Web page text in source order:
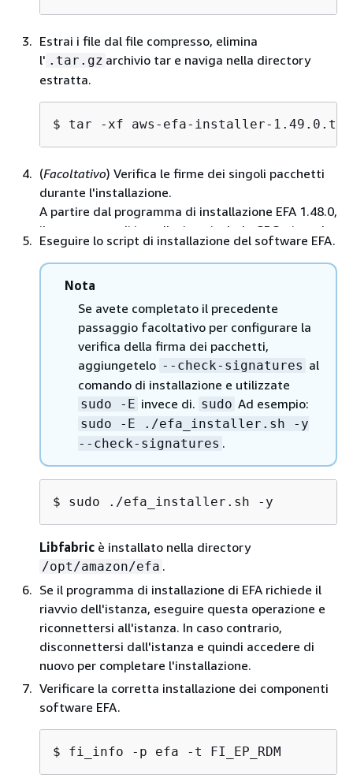
Estrai i file dal file compresso, elimina
l' .tar.gz archivio tar e naviga nella directory
estratta.
$ tar -xf aws-efa-installer-
(Facoltativo) Verifica le firme dei singoli pacchetti
durante l'installazione.
A partire dal programma di installazione EFA 1.48.0,
il programma di installazione include GPG-signed
singoli pacchetti RPM e DEB. Per verificare
l'autenticità e l'integrità di ogni singolo pacchetto
durante l'installazione, utilizzate il flag.
signatures Quando abiliti questo flag, il
programma di installazione verifica innanzitutto
tutte le firme dei pacchetti e procede con
l'installazione solo se ogni pacchetto supera la
verifica. Se un pacchetto non supera la verifica, il
programma di installazione esce immediatamente
senza installare nulla.
Scarica la chiave pubblica GPG.
Esporta il percorso chiave. Quindi, nel
passaggio successivo, aggiungilo
signatures
usasudo -Einvece di sudo conservare la
variabile di ambiente.
$ export
RPM-based Sui sistemi (Amazon Linux, RHEL, Rocky
ogni RPM utilizzato.
rpm --checksig DEB-
based Sui sistemi (Ubuntu, Debian), l'installatore
Eseguire lo script di installazione del software EFA.
Nota
Se avete completato il precedente
passaggio facoltativo per configurare la
verifica della firma dei pacchetti,
aggiungetelo --check-signatures al
comando di installazione e utilizzate
sudo -E invece di. sudo Ad esempio:
sudo -E ./efa_installer.sh -y
--check-signatures .
$ sudo ./efa_installer.sh -y
Libfabric è installato nella directory
/opt/amazon/efa .
Se il programma di installazione di EFA richiede il
riavvio dell'istanza, eseguire questa operazione e
riconnettersi all'istanza. In caso contrario,
disconnettersi dall'istanza e quindi accedere di
nuovo per completare l'installazione.
Verificare la corretta installazione dei componenti
software EFA.
$ fi_info -p efa -t FI_EP_RDM